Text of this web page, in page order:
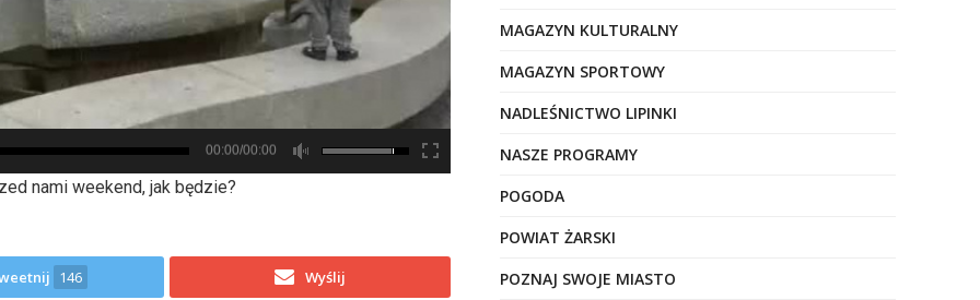
00:00/00:00
nami weekend, jak będzie?
146 Wyślij
MAGAZYN KULTURALNY
MAGAZYN SPORTOWY
NADLEŚNICTWO LIPINKI
NASZE PROGRAMY
POGODA
POWIAT ŻARSKI
POZNAJ SWOJE MIASTO